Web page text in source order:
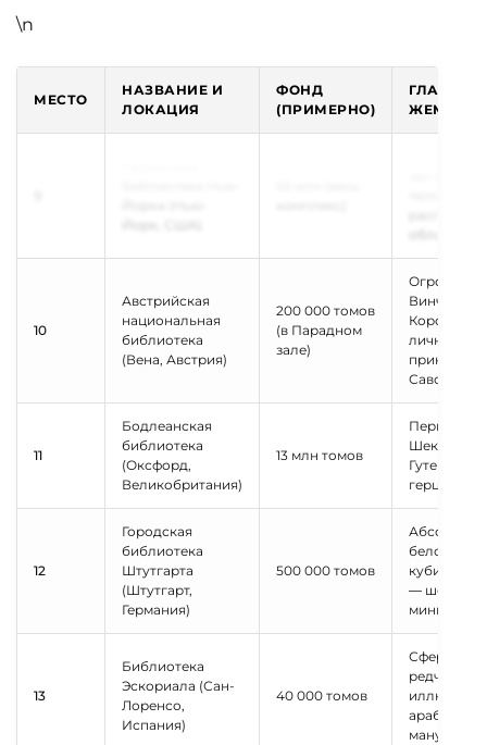
\n
МЕСТО
НАЗВАНИЕ И
ЛОКАЦИЯ
ФОНД
(ПРИМЕРНО)
ГЛАВНАЯ
10
Австрийская
национальная
библиотека
(Вена, Австрия)
200 000 томов
(в Парадном
зале)
Огромные
Винченцо
личная
принца
11
Бодлеанская
библиотека
(Оксфорд,
Великобритания)
13 млн томов
Первое
Шекспира
герцога
12
Городская
библиотека
Штутгарта
(Штутгарт,
Германия)
500 000 томов
Абсолютно
— шедевр
13
Библиотека
Эскориала (Сан-
Лоренсо,
Испания)
40 000 томов
Сфера
редчайшие
арабские